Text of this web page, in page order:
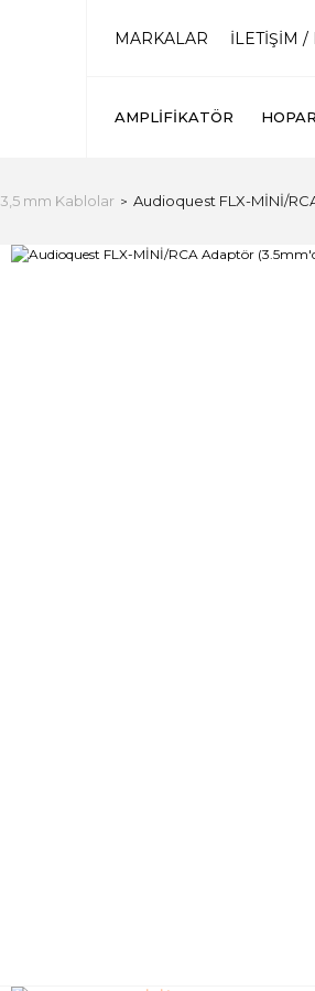
MARKALAR İLETİŞİM /
AMPLIFIKATÖR
3,5 mm Kablolar Audioquest FLX-MİNİ/